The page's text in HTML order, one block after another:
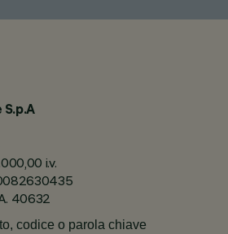
S.p.A
i.v.
40632